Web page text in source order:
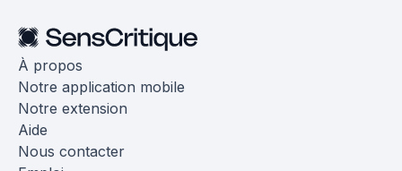
À propos
Notre application mobile
Notre extension
Aide
Nous contacter